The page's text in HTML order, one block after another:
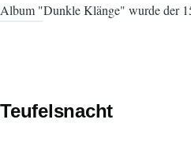
Album "Dunkle Klänge" wurde der
Teufelsnacht